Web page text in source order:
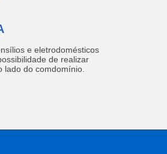
e eletrodomésticos
de realizar
lado do comdomínio.